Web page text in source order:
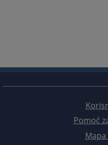
Pomoć